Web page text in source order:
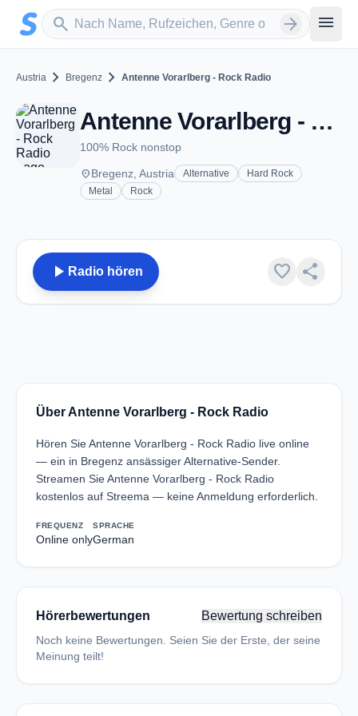
Zum Hauptinhalt springen
search
Sender suchen arrow_forward menu
Austria chevron_right Bregenz chevron_right Antenne Vorarlberg - Rock Radio
Antenne Vorarlberg - Rock Radio - Bregenz
100% Rock nonstop
placeBregenz, Austria Alternative
Hard Rock
Metal
Rock
play_arrow Radio hören favorite share
Über Antenne Vorarlberg - Rock Radio
Hören Sie Antenne Vorarlberg - Rock Radio live online
— ein in Bregenz ansässiger Alternative-Sender.
Streamen Sie Antenne Vorarlberg - Rock Radio
kostenlos auf Streema — keine Anmeldung erforderlich.
FREQUENZ
Online only
SPRACHE
German
Hörerbewertungen Bewertung schreiben
Noch keine Bewertungen. Seien Sie der Erste, der seine
Meinung teilt!